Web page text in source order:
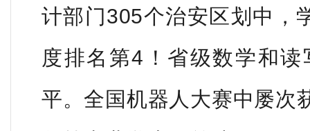
计部门305个治安区划中，
度排名第4！省级数学和
平。全国机器人大赛中屡次